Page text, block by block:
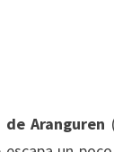
Aranguren